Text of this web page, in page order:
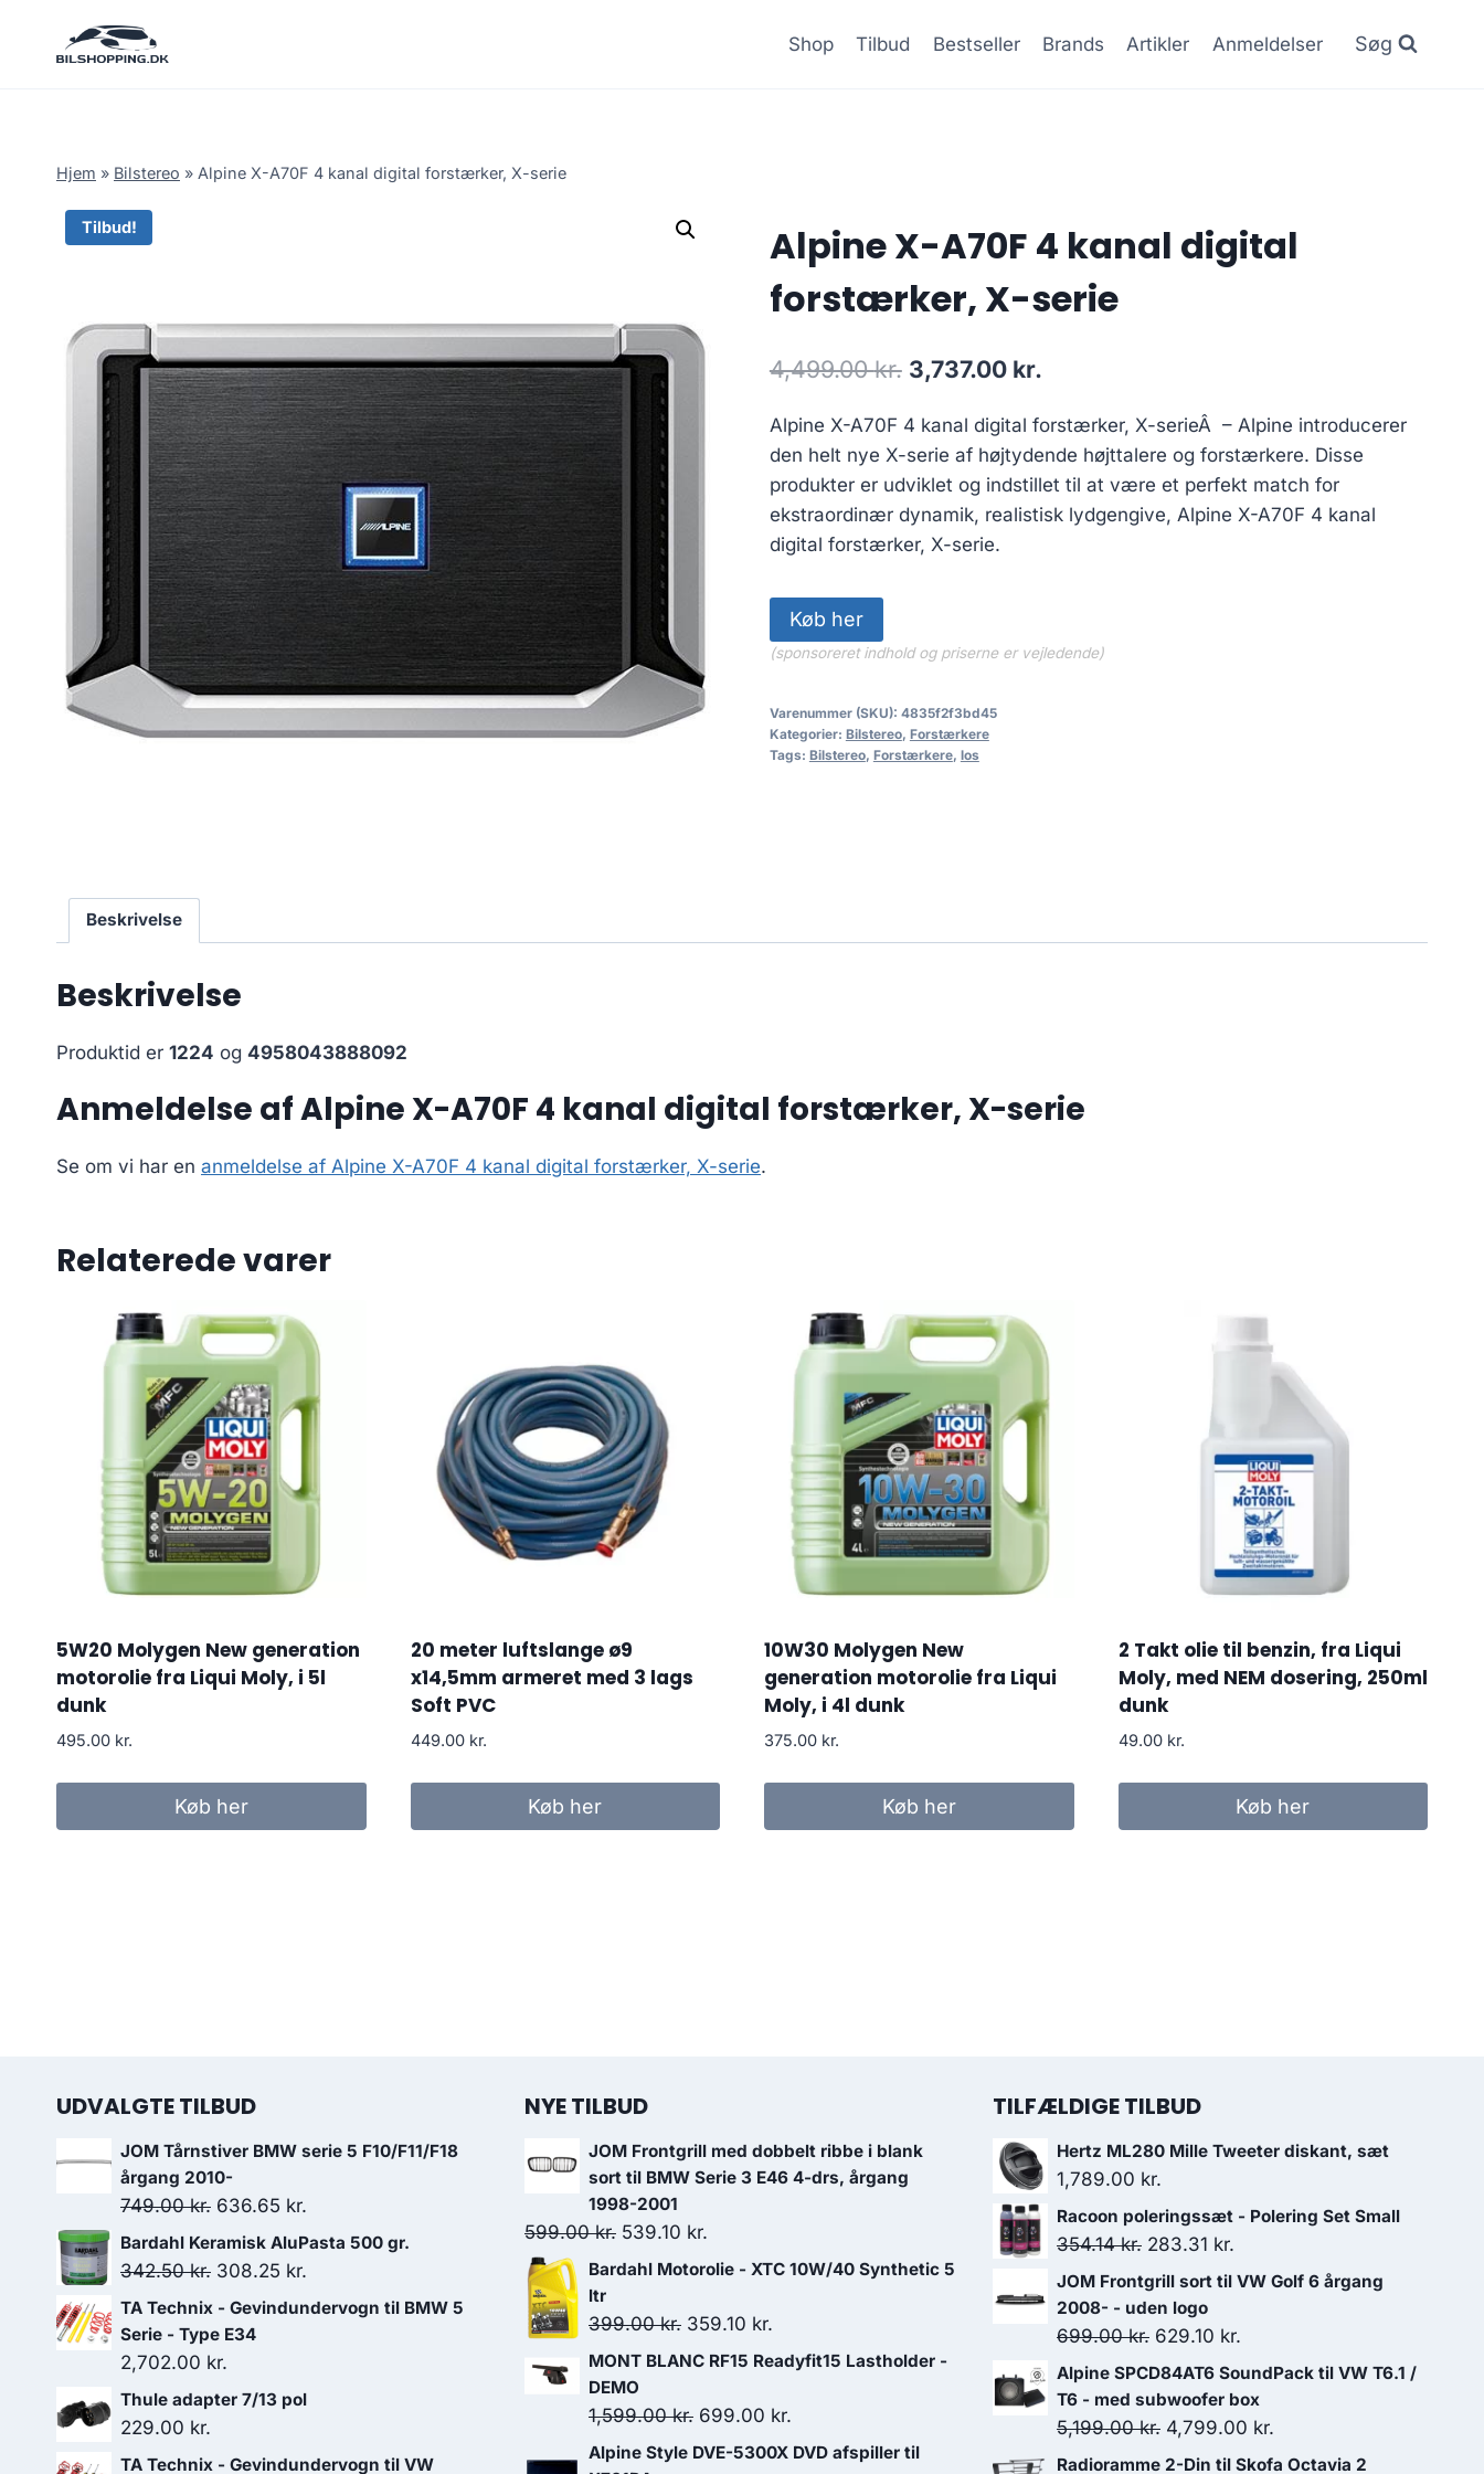
Shop Tilbud Bestseller Brands Artikler Anmeldelser Søg
Hjem » Bilstereo » Alpine X-A70F 4 kanal digital forstærker, X-serie
Tilbud!
Alpine X-A70F 4 kanal digital
forstærker, X-serie
4,499.00kr. Den
pris
var:
4,499.00 kr..
3,737.00 kr.
pris
er:
3,737.00 kr..
Alpine X-A70F 4 kanal digital forstærker, X-serieÂ – Alpine introducerer
den helt nye X-serie af højtydende højttalere og forstærkere. Disse
produkter er udviklet og indstillet til at være et perfekt match for
ekstraordinær dynamik, realistisk lydgengive, Alpine X-A70F 4 kanal
digital forstærker, X-serie.
Køb her
(sponsoreret indhold og priserne er vejledende)
Varenummer (SKU): 4835f2f3bd45
Kategorier: Bilstereo, Forstærkere
Tags: Bilstereo, Forstærkere, los
Beskrivelse
Beskrivelse
Produktid er 1224 og 4958043888092
Anmeldelse af Alpine X-A70F 4 kanal digital forstærker, X-serie
Se om vi har en anmeldelse af Alpine X-A70F 4 kanal digital forstærker, X-serie.
Relaterede varer
5W20 Molygen New generation
motorolie fra Liqui Moly, i 5l
dunk
495.00 kr.
Køb her
20 meter luftslange ø9
x14,5mm armeret med 3 lags
Soft PVC
449.00 kr.
Køb her
10W30 Molygen New
generation motorolie fra Liqui
Moly, i 4l dunk
375.00 kr.
Køb her
2 Takt olie til benzin, fra Liqui
Moly, med NEM dosering, 250ml
dunk
49.00 kr.
Køb her
UDVALGTE TILBUD
JOM Tårnstiver BMW serie 5 F10/F11/F18
årgang 2010-
749.00kr. Den
oprindelige
pris
749.00 kr..
636.65 kr.
aktuelle
636.65 kr..
Bardahl Keramisk AluPasta 500 gr.
342.50kr. Den
oprindelige
pris
var:
342.50 kr..
308.25 kr.
aktuelle
308.25 kr..
TA Technix - Gevindundervogn til BMW 5
Serie - Type E34
2,702.00 kr.
Thule adapter 7/13 pol
229.00 kr.
TA Technix - Gevindundervogn til VW
NYE TILBUD
JOM Frontgrill med dobbelt ribbe i blank
sort til BMW Serie 3 E46 4-drs, årgang
1998-2001
599.00kr. Den
oprindelige
var:
599.00 kr..
539.10 kr.
aktuelle
er:
539.10 kr..
Bardahl Motorolie - XTC 10W/40 Synthetic 5
ltr
399.00kr. Den
oprindelige
var:
399.00 kr..
359.10 kr.
aktuelle
er:
359.10 kr..
MONT BLANC RF15 Readyfit15 Lastholder -
DEMO
1,599.00kr. Den
oprindelige
699.00 kr.
aktuelle
Alpine Style DVE-5300X DVD afspiller til
TILFÆLDIGE TILBUD
Hertz ML280 Mille Tweeter diskant, sæt
1,789.00 kr.
Racoon poleringssæt - Polering Set Small
354.14kr. Den
oprindelige
pris
var:
354.14 kr..
283.31 kr.
aktuelle
er:
283.31 kr..
JOM Frontgrill sort til VW Golf 6 årgang
2008- - uden logo
699.00kr. Den
oprindelige
pris
var:
699.00 kr..
629.10 kr.
aktuelle
pris
er:
629.10 kr..
Alpine SPCD84AT6 SoundPack til VW T6.1 /
T6 - med subwoofer box
5,199.00kr. Den
oprindelige
4,799.00 kr.
aktuelle
Radioramme 2-Din til Skofa Octavia 2